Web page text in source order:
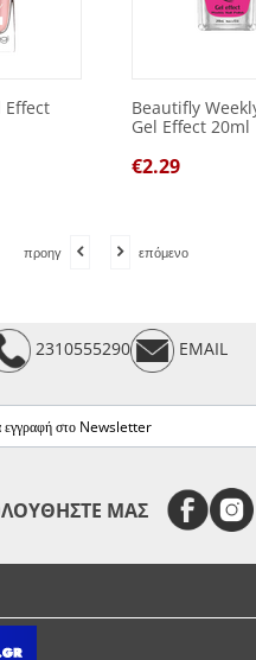
Effect
Beautifly
Gel Effect 20ml
€2.29
προηγ επόμενο
2310555290 EMAIL
ΜΑΣ